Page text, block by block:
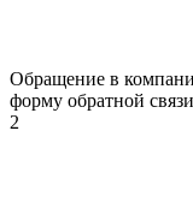
Обращение в
форму обратной связи
2